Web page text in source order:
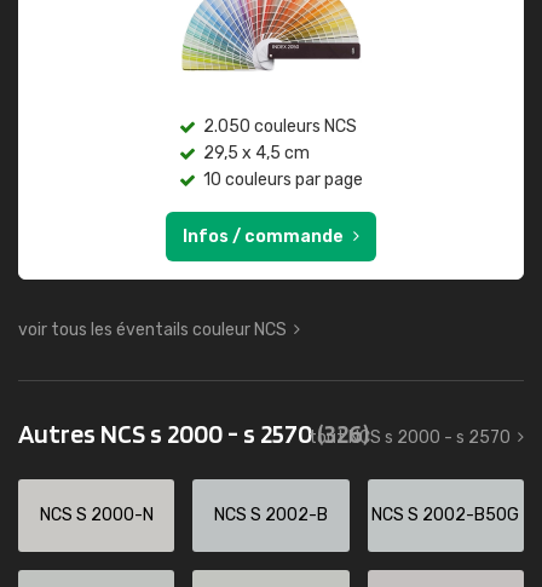
2.050 couleurs NCS
29,5 x 4,5 cm
10 couleurs par page
Infos / commande
voir tous les éventails couleur NCS
Autres NCS s 2000 - s 2570(326)
tout NCS s 2000 - s 2570
NCS S 2000-N NCS S 2002-B NCS S 2002-B50G